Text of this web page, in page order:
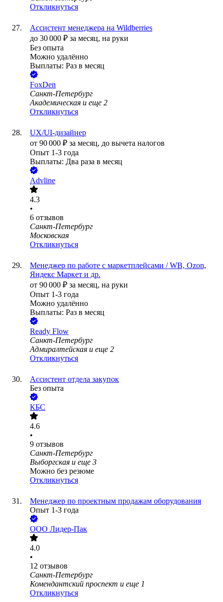
Откликнуться
Ассистент менеджера на Wildberries
до 30 000 ₽ за месяц, на руки
Без опыта
Можно удалённо
Выплаты: Раз в месяц
FoxDen
Санкт-Петербург
Академическая и еще 2
Откликнуться
UX/UI-дизайнер
от 90 000 ₽ за месяц, до вычета налогов
Опыт 1-3 года
Выплаты: Два раза в месяц
Advline
4.3
•
6 отзывов
Санкт-Петербург
Московская
Откликнуться
Менеджер по работе с маркетплейсами / WB, Ozon,
Яндекс Маркет и др.
от 90 000 ₽ за месяц, на руки
Опыт 1-3 года
Можно удалённо
Выплаты: Раз в месяц
Ready Flow
Санкт-Петербург
Адмиралтейская и еще 2
Откликнуться
Ассистент отдела закупок
Без опыта
КБС
4.6
•
9 отзывов
Санкт-Петербург
Выборгская и еще 3
Можно без резюме
Откликнуться
Менеджер по проектным продажам оборудования
Опыт 1-3 года
ООО Лидер-Пак
4.0
•
12 отзывов
Санкт-Петербург
Комендантский проспект и еще 1
Откликнуться